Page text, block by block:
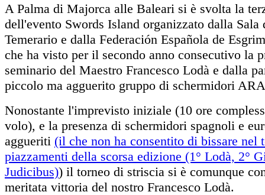
A Palma di Majorca alle Baleari si è svolta la
dell'evento Swords Island organizzato dalla
Temerario e dalla Federación Española de
che ha visto per il secondo anno consecutivo la
seminario del Maestro Francesco Lodà e dalla
piccolo ma agguerito gruppo di schermidori
Nonostante l'imprevisto iniziale (10 ore
volo), e la presenza di schermidori spagnoli e
aggueriti (il che non ha consentito di bissare nel
piazzamenti della scorsa edizione (1° Lodà, 2°
Judicibus)) il torneo di striscia si è comunque
meritata vittoria del nostro Francesco Lodà.